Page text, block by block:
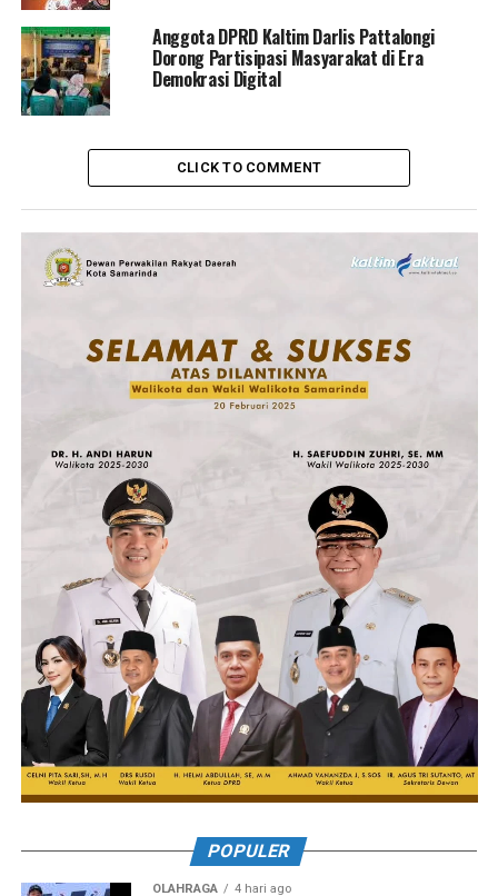
Anggota DPRD Kaltim Darlis Pattalongi
Dorong Partisipasi Masyarakat di Era
Demokrasi Digital
CLICK TO COMMENT
POPULER
OLAHRAGA 4 hari ago